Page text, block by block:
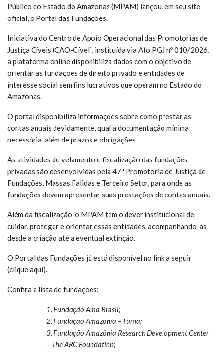
Público do Estado do Amazonas (MPAM) lançou, em seu site
oficial, o Portal das Fundações.
Iniciativa do Centro de Apoio Operacional das Promotorias de
Justiça Cíveis (CAO-Cível), instituída via Ato PGJ nº 010/2026,
a plataforma online disponibiliza dados com o objetivo de
orientar as fundações de direito privado e entidades de
interesse social sem fins lucrativos que operam no Estado do
Amazonas.
O portal disponibiliza informações sobre como prestar as
contas anuais devidamente, qual a documentação mínima
necessária, além de prazos e obrigações.
As atividades de velamento e fiscalização das fundações
privadas são desenvolvidas pela 47ª Promotoria de Justiça de
Fundações, Massas Falidas e Terceiro Setor, para onde as
fundações devem apresentar suas prestações de contas anuais.
Além da fiscalização, o MPAM tem o dever institucional de
cuidar, proteger e orientar essas entidades, acompanhando-as
desde a criação até a eventual extinção.
O Portal das Fundações já está disponível no link a seguir
(clique aqui).
Confira a lista de fundações:
1. Fundação Ama Brasil;
2. Fundação Amazônia – Fama;
3. Fundação Amazônia Research Development Center
– The ARC Foundation;